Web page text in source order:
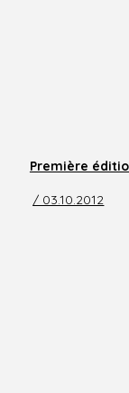
Première
/ 03.10.2012